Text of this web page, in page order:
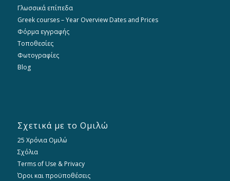
Γλωσσικά επίπεδα
Greek courses – Year Overview Dates and Prices
Φόρμα εγγραφής
Τοποθεσίες
Φωτογραφίες
Blog
Σχετικά με το Ομιλώ
25 Χρόνια Ομιλώ
Σχόλια
Terms of Use & Privacy
Όροι και προϋποθέσεις